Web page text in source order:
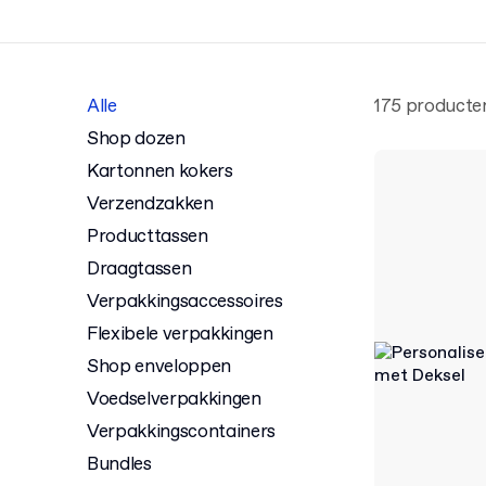
Alle
Shop dozen
Kartonnen kokers
Verzendzakken
Producttassen
Draagtassen
Verpakkingsaccessoires
Flexibele verpakkingen
Shop enveloppen
Voedselverpakkingen
Verpakkingscontainers
Bundles
175